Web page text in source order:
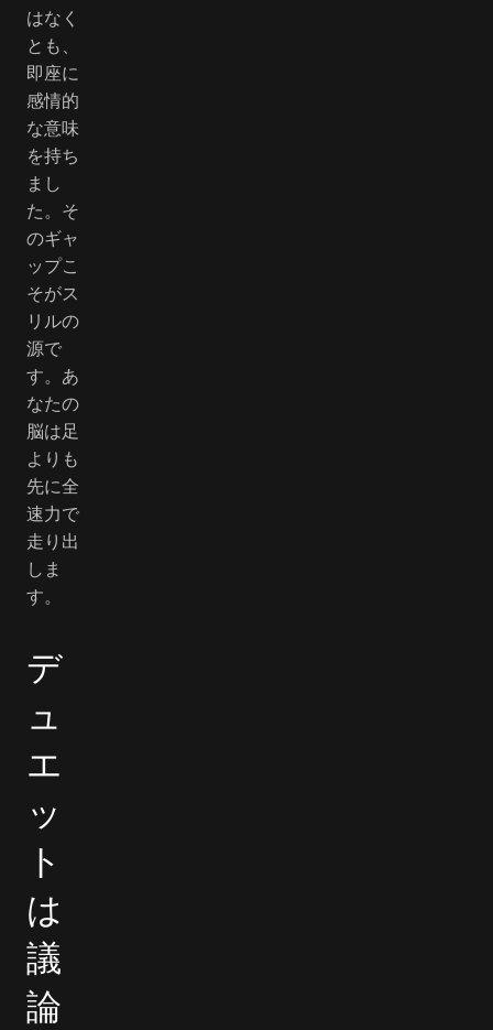
はなく
とも、
即座に
感情的
な意味
を持ち
まし
た。そ
のギャ
ップこ
そがス
リルの
源で
す。あ
なたの
脳は足
よりも
先に全
速力で
走り出
しま
す。
デ
ュ
エ
ッ
ト
は
議
論